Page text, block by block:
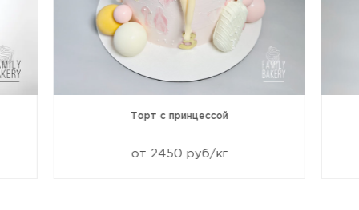
Торт с принцессой
от 2450 руб/кг